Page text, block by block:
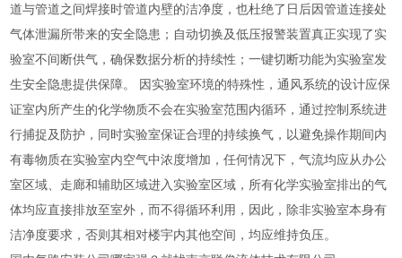
道与管道之间焊接时管道内壁的洁净度，也杜绝了日后因管道连接处
气体泄漏所带来的安全隐患；自动切换及低压报警装置真正实现了实
验室不间断供气，确保数据分析的持续性；一键切断功能为实验室发
生安全隐患提供保障。 因实验室环境的特殊性，通风系统的设计应保
证室内所产生的化学物质不会在实验室范围内循环，通过控制系统进
行捕捉及防护，同时实验室保证合理的持续换气，以避免操作期间内
有毒物质在实验室内空气中浓度增加，任何情况下，气流均应从办公
室区域、走廊和辅助区域进入实验室区域，所有化学实验室排出的气
体均应直接排放至室外，而不得循环利用，因此，除非实验室本身有
洁净度要求，否则其相对楼宇内其他空间，均应维持负压。